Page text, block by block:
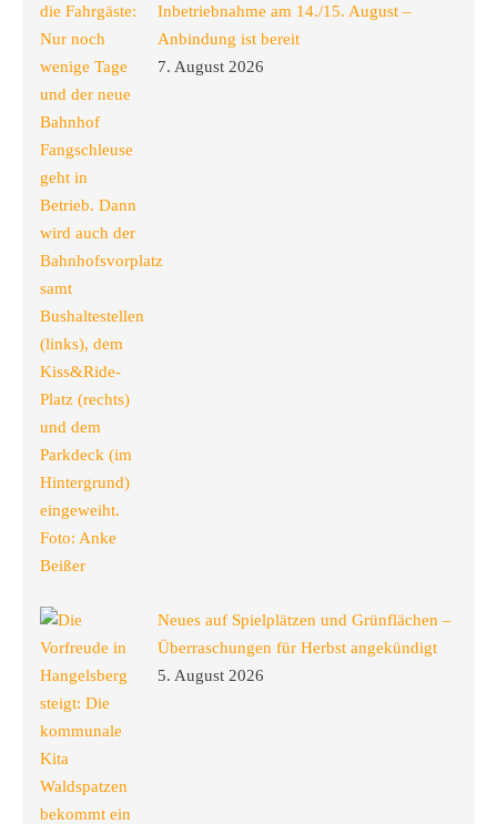
Inbetriebnahme am 14./15. August –
Anbindung ist bereit
7. August 2026
Neues auf Spielplätzen und Grünflächen –
Überraschungen für Herbst angekündigt
5. August 2026